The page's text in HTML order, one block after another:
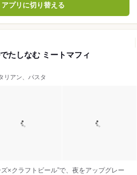
アプリに切り替える
たしなむ ミートマフィ
リアン、パスタ
ズ×クラフトビール”で、夜をアップグレー